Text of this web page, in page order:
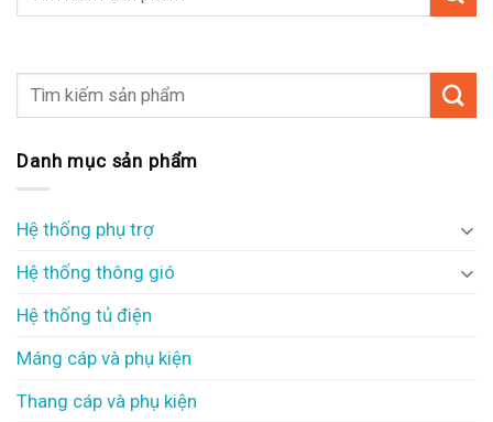
Danh mục sản phẩm
Hệ thống phụ trợ
Hệ thống thông gió
Hệ thống tủ điện
Máng cáp và phụ kiện
Thang cáp và phụ kiện